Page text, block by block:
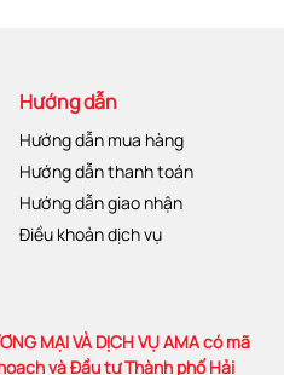
Hướng dẫn
Hướng dẫn mua hàng
Hướng dẫn thanh toán
Hướng dẫn giao nhận
Điều khoản dịch vụ
MẠI VÀ DỊCH VỤ AMA có mã
và Đầu tư Thành phố Hải